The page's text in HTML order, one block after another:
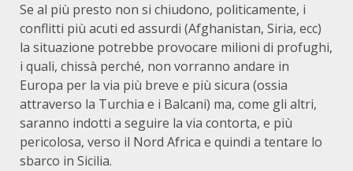
Se al più presto non si chiudono, politicamente, i
conflitti più acuti ed assurdi (Afghanistan, Siria, ecc)
la situazione potrebbe provocare milioni di profughi,
i quali, chissà perché, non vorranno andare in
Europa per la via più breve e più sicura (ossia
attraverso la Turchia e i Balcani) ma, come gli altri,
saranno indotti a seguire la via contorta, e più
pericolosa, verso il Nord Africa e quindi a tentare lo
sbarco in Sicilia.